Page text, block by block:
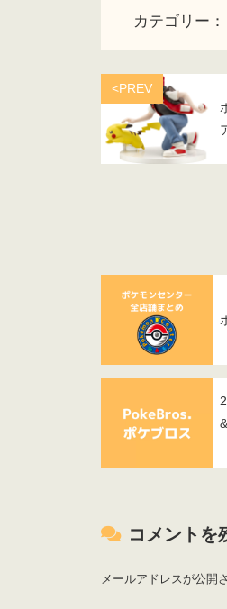
カテゴリー：
<PREV
コメントを
メールアドレスが公開